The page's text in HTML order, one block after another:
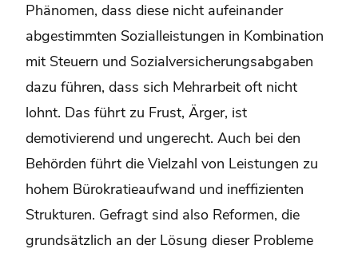
Phänomen, dass diese nicht aufeinander
abgestimmten Sozialleistungen in Kombination
mit Steuern und Sozialversicherungsabgaben
dazu führen, dass sich Mehrarbeit oft nicht
lohnt. Das führt zu Frust, Ärger, ist
demotivierend und ungerecht. Auch bei den
Behörden führt die Vielzahl von Leistungen zu
hohem Bürokratieaufwand und ineffizienten
Strukturen. Gefragt sind also Reformen, die
grundsätzlich an der Lösung dieser Probleme